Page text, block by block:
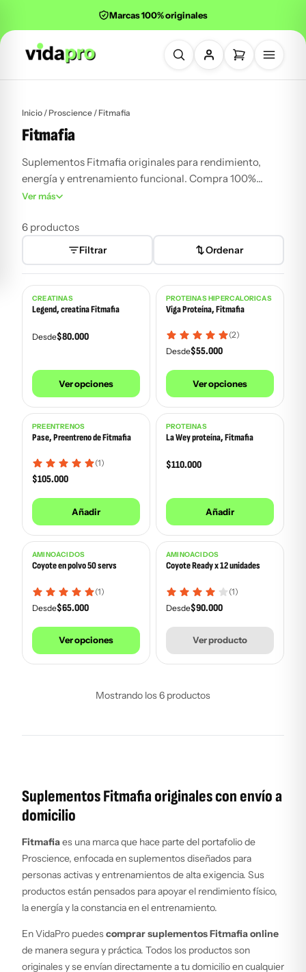
Marcas 100% originales
Inicio / Proscience / Fitmafia
Fitmafia
Suplementos Fitmafia originales para rendimiento,
energía y entrenamiento funcional. Compra 100%
online y recibe tu pedido a domicilio en Colombia, de
Ver más
6 productos
Filtrar Ordenar
CREATINAS
Legend, creatina Fitmafia
Desde$80.000
Ver opciones
PROTEÍNAS HIPERCALÓRICAS
Viga Proteína, Fitmafia
(2)
Desde$55.000
Ver opciones
PREENTRENOS
Pase, Preentreno de Fitmafia
(1)
$105.000
Añadir
PROTEÍNAS
La Wey proteína, Fitmafia
$110.000
Añadir
AMINOÁCIDOS
Coyote en polvo 50 servs
(1)
Desde$65.000
Ver opciones
Agotado
AMINOÁCIDOS
Coyote Ready x 12 unidades
(1)
Desde$90.000
Ver producto
Mostrando los 6 productos
Suplementos Fitmafia originales con envío a
domicilio
Fitmafiaes una marca que hace parte del portafolio de
Proscience, enfocada en suplementos diseñados para
personas activas y entrenamientos de alta exigencia. Sus
productos están pensados para apoyar el rendimiento físico,
la energía y la constancia en el entrenamiento.
En VidaPro puedescomprar suplementos Fitmafia online
de manera segura y práctica. Todos los productos son
originales y se envían directamente a tu domicilio en cualquier